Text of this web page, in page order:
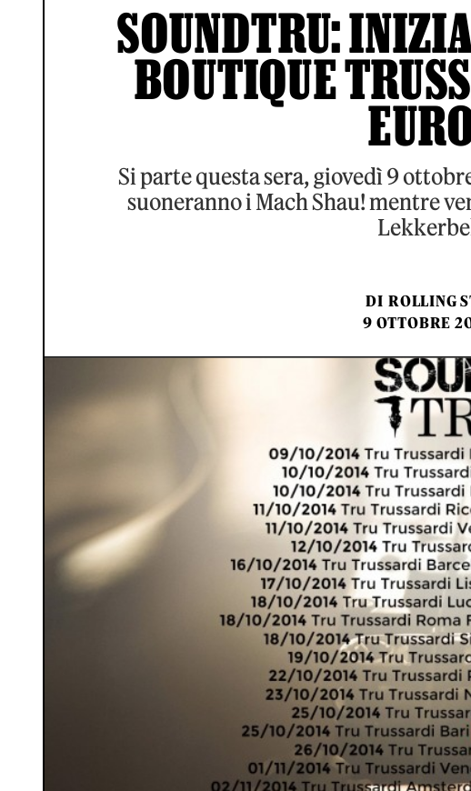
SOUNDTRU:
BOUTIQUE
Si parte questa sera, giovedì 9
suoneranno i Mach Shau! mentre
DI ROLLING
9 OTTOBRE